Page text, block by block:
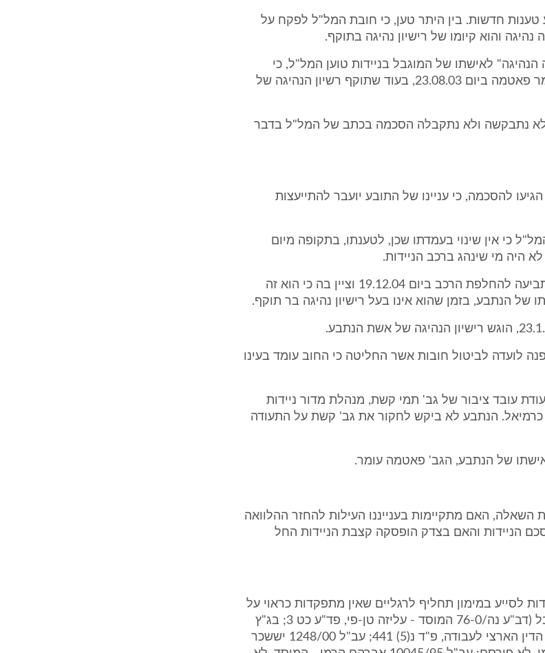
טענות חדשות. בין היתר טען, כי חובת המל"ל לפקח על
והוא קיומו של רישיון נהיגה בתוקף.
לאישתו של המוגבל בניידות טוען המל"ל, כי
הנתבע התחתן עם הגב' עומר פאטמה ביום 23.08.03, בעוד שתוקף רשיון הנהיגה של
לא נתבקשה ולא נתקבלה הסכמה בכתב של המל"ל בדבר
הצדדים הגיעו להסכמה, כי עניינו של התובע יועבר להתייעצות
ב"כ המל"ל כי אין שינוי בעמדתו שכן, לטענתו, בתקופה מיום
לטענת המל"ל, האב הגיש תביעה להחלפת הרכב ביום 19.12.04 וציין בה כי הוא זה
של הנתבע, בזמן שהוא אינו בעל רישיון נהיגה בר תוקף.
לועדה לביטול חובות אשר החליטה כי החוב עומד בעינו
עובד ציבור של גב' תמי קשת, מנהלת מדור ניידות
כרמיאל. הנתבע לא ביקש לחקור את גב' קשת על התעודה
של הנתבע, הגב' פאטמה עומר.
השאלה, האם מתקיימות בענייננו העילות להחזר ההלוואה
מכוח סעיף 12 להסכם הניידות והאם בצדק הופסקה קצבת הניידות החל
לסייע במימון תחליף לרגליים שאין מתפקדות כראוי על
מנת להקל על ניידות המוגבל (דב"ע נה/76-0 המוסד - עליזה טן-פי, פד"ע כט 3; בג"ץ
3457/95 זכריה רינס - בית הדין הארצי לעבודה, פ"ד נ(5) 441; עב"ל 1248/00 יששכר